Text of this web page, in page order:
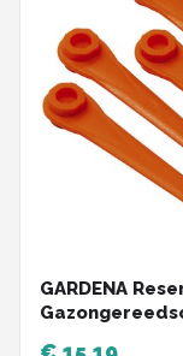
GARDENA